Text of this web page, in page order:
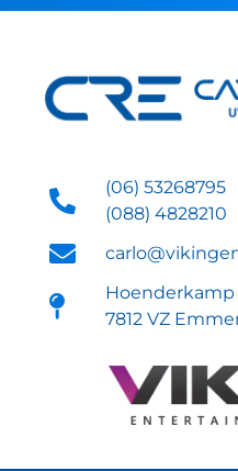
(06) 53268795
(088) 4828210
Hoenderkamp
7812 VZ